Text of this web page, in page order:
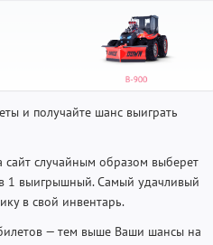
и получайте шанс выиграть
случайным образом выберет
1 выигрышный. Самый удачливый
в свой инвентарь.
— тем выше Ваши шансы на